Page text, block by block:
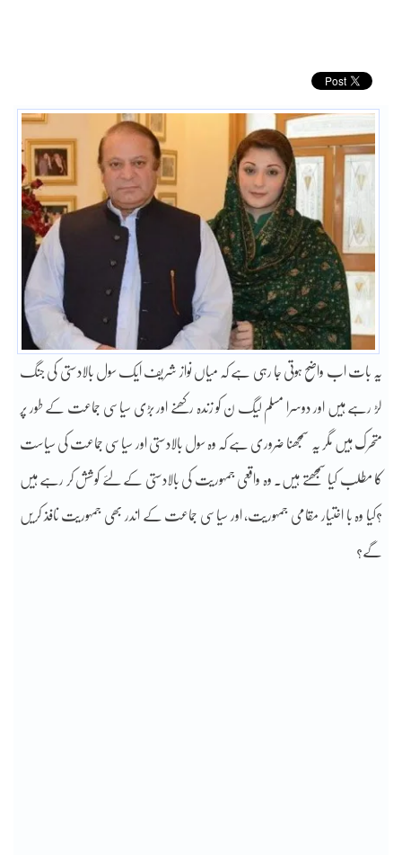
یہ بات اب واضح ہوتی جا رہی ہے کہ میاں نواز شریف ایک سول بالادستی کی جنگ
لڑ رہے ہیں اور دوسرا مسلم لیگ ن کو زندہ رکھنے اور بڑی سیاسی جماعت کے طور پر
متحرک ہیں مگر یہ سمجھنا ضروری ہے کہ وہ سول بالادستی اور سیاسی جماعت کی سیاست
کا مطلب کیا سمجھتے ہیں۔ وہ واقعی جمہوریت کی بالادستی کے لئے کوشش کر رہے ہیں
؟کیا وہ با اختیار مقامی جمہوریت، اور سیاسی جماعت کے اندر بھی جمہوریت نافذ کریں
گے؟